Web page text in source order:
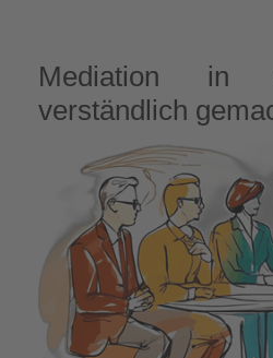
Mediation in
verständlich